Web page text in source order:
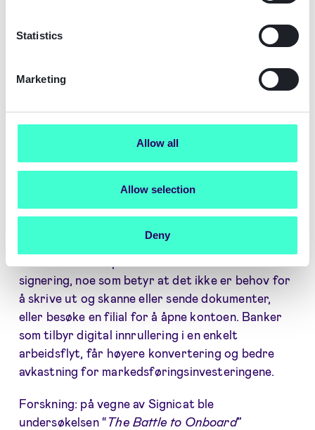
Statistics
Marketing
Allow all
Allow selection
Deny
For å kunne få en heldigital kundeopplevelse i
nødvendige: identitetsverifisering, validering av
sanksjonslister for å overholde KYC og AML-
mulig i alle europeiske land, også i regulerte
bransjer, ved å utnytte verifiserte digitale
identiteter- slik som BankID - eller løsninger som
- med lesing av fysiske ID-dokumenter. Dette kan
signering, noe som betyr at det ikke er behov for
å skrive ut og skanne eller sende dokumenter,
eller besøke en filial for å åpne kontoen. Banker
som tilbyr digital innrullering i en enkelt
arbeidsflyt, får høyere konvertering og bedre
avkastning for markedsføringsinvesteringene.
Forskning: på vegne av Signicat ble
undersøkelsen “The Battle to Onboard”